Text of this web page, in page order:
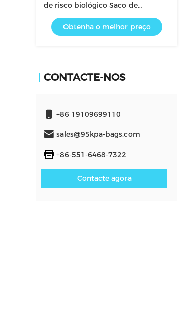
de risco biológico Saco de
transporte de amostras
Obtenha o melhor preço
CONTACTE-NOS
+86 19109699110
sales@95kpa-bags.com
+86-551-6468-7322
Contacte agora